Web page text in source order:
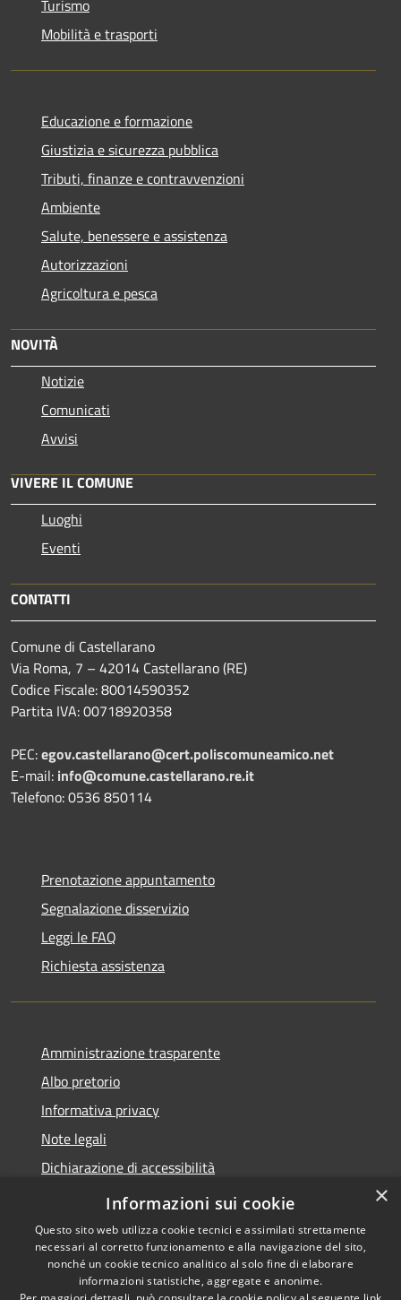
Turismo
Mobilità e trasporti
Educazione e formazione
Giustizia e sicurezza pubblica
Tributi, finanze e contravvenzioni
Ambiente
Salute, benessere e assistenza
Autorizzazioni
Agricoltura e pesca
NOVITÀ
Notizie
Comunicati
Avvisi
VIVERE IL COMUNE
Luoghi
Eventi
CONTATTI
Comune di Castellarano
Via Roma, 7 – 42014 Castellarano (RE)
Codice Fiscale: 80014590352
Partita IVA: 00718920358
PEC:egov.castellarano@cert.poliscomuneamico.net
E-mail: info@comune.castellarano.re.it
Telefono: 0536 850114
Prenotazione appuntamento
Segnalazione disservizio
Leggi le FAQ
Richiesta assistenza
Amministrazione trasparente
Albo pretorio
Informativa privacy
Note legali
Dichiarazione di accessibilità
Piano di miglioramento del sito
Copyright © 2026 • Comune di
×
Informazioni sui cookie
Questo sito web utilizza cookie tecnici e assimilati strettamente
necessari al corretto funzionamento e alla navigazione del sito,
nonché un cookie tecnico analitico al solo fine di elaborare
informazioni statistiche, aggregate e anonime.